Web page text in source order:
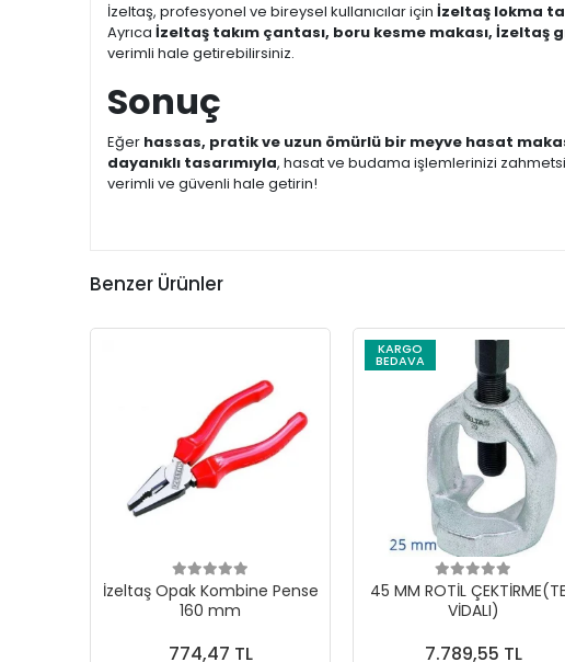
İzeltaş, profesyonel ve bireysel kullanıcılar için İzeltaş lokma
Ayrıca İzeltaş takım çantası, boru kesme makası, İzeltaş
verimli hale getirebilirsiniz.
Sonuç
Eğer hassas, pratik ve uzun ömürlü bir meyve hasat
dayanıklı tasarımıyla, hasat ve budama işlemlerinizi
verimli ve güvenli hale getirin!
Benzer Ürünler
İzeltaş Opak Kombine Pense
160 mm
774,47 TL
KARGO
BEDAVA
45 MM ROTİL
VİDALI)
7.789,55 TL